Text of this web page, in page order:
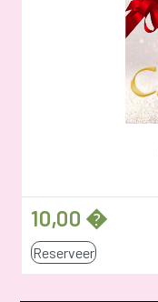
10,00 �
Reserveer